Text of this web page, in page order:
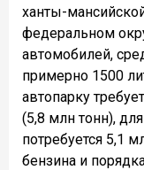
ханты-
федеральном
автомобилей,
примерно 1500
автопарку
(5,8 млн тонн),
потребуется 5,1
бензина и